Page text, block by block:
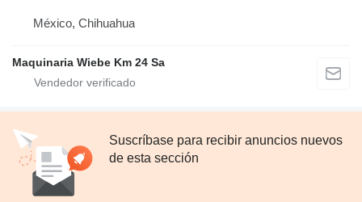
México, Chihuahua
Maquinaria Wiebe Km 24 Sa
Suscríbase para recibir anuncios nuevos
de esta sección